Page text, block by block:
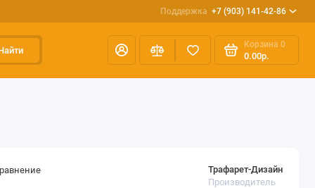
Поддержка +7 (903) 141-42-86
Корзина 0
0.00р.
Трафарет-Дизайн
Производитель